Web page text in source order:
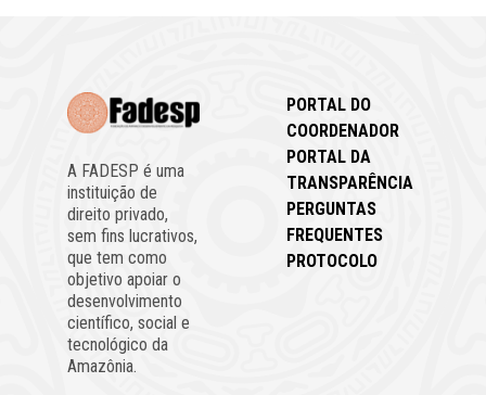
A FADESP é uma
instituição de
direito privado,
sem fins lucrativos,
que tem como
objetivo apoiar o
desenvolvimento
científico, social e
tecnológico da
Amazônia.
PORTAL DO
COORDENADOR
PORTAL DA
TRANSPARÊNCIA
PERGUNTAS
FREQUENTES
PROTOCOLO